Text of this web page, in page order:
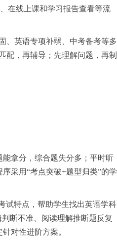
在线上课和学习报告查看等流
、英语专项补弱、中考备考等多
配，再辅导；先理解问题，再制
拿分，综合题失分多；平时听
采用“考点突破+题型归类”的学
试特点，帮助学生找出英语学科
断不准、阅读理解推断题反复
对性进阶方案。